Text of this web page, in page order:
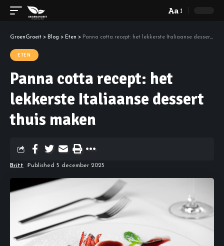
Aa
GroenGroeit > Blog > Eten > Panna cotta recept: het lekkerste Italiaanse dessert thuis maken
ETEN
Panna cotta recept: het
lekkerste Italiaanse dessert
thuis maken
Britt Published 5 december 2025